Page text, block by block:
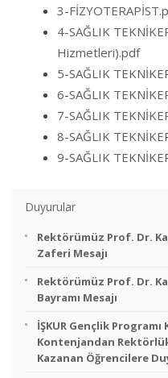
3-
4-SAĞLIK
Hizmetleri).pdf
5-SAĞLIK
6-SAĞLIK
7-SAĞLIK
8-SAĞLIK
9-SAĞLIK
Duyurular
Rektörümüz Prof. Dr.
Zaferi Mesajı
Rektörümüz Prof. Dr.
Bayramı Mesajı
İŞKUR Gençlik Programı
Kontenjandan
Kazanan Öğrencilere